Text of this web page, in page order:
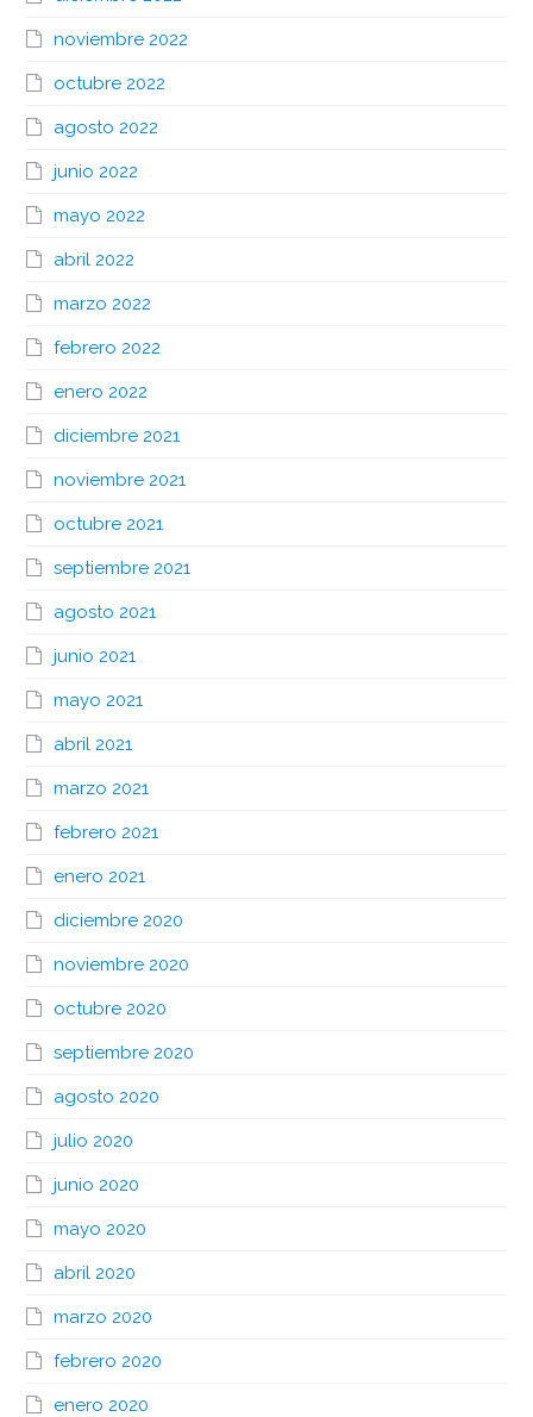
noviembre 2022
octubre 2022
agosto 2022
junio 2022
mayo 2022
abril 2022
marzo 2022
febrero 2022
enero 2022
diciembre 2021
noviembre 2021
octubre 2021
septiembre 2021
agosto 2021
junio 2021
mayo 2021
abril 2021
marzo 2021
febrero 2021
enero 2021
diciembre 2020
noviembre 2020
octubre 2020
septiembre 2020
agosto 2020
julio 2020
junio 2020
mayo 2020
abril 2020
marzo 2020
febrero 2020
enero 2020